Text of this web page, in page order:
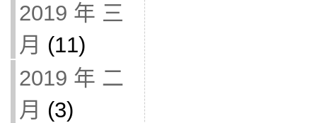
2019 年 三
月 (11)
2019 年 二
月 (3)